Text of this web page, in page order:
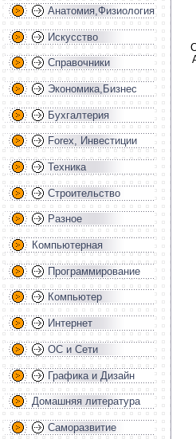
Анатомия,Физиология
Искусство
Справочники
Экономика,Бизнес
Бухгалтерия
Forex, Инвестиции
Техника
Строительство
Разное
Компьютерная
Программирование
Компьютер
Интернет
ОС и Сети
Графика и Дизайн
Домашняя литература
Саморазвитие